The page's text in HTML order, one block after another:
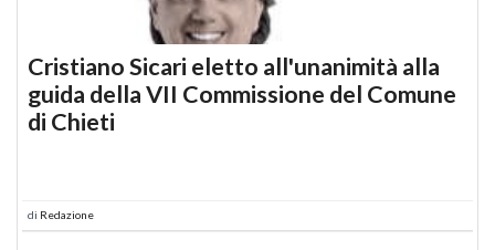
Cristiano Sicari eletto all'unanimità alla
guida della VII Commissione del Comune
di Chieti
di Redazione